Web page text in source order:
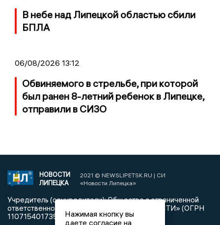
В небе над Липецкой областью сбили
БПЛА
06/08/2026 13:12
Обвиняемого в стрельбе, при которой
был ранен 8-летний ребенок в Липецке,
отправили в СИЗО
НОВОСТИ
ЛИПЕЦКА
2021 © NEWSLIPETSK.RU | СИ
«Новости Липецка»
Учредитель (соучредители): Общество с ограниченной
ответственностью «РЕГИОНАЛЬНЫЕ НОВОСТИ» (ОГРН
1107154017354)
Нажимая кнопку вы
даете согласие на